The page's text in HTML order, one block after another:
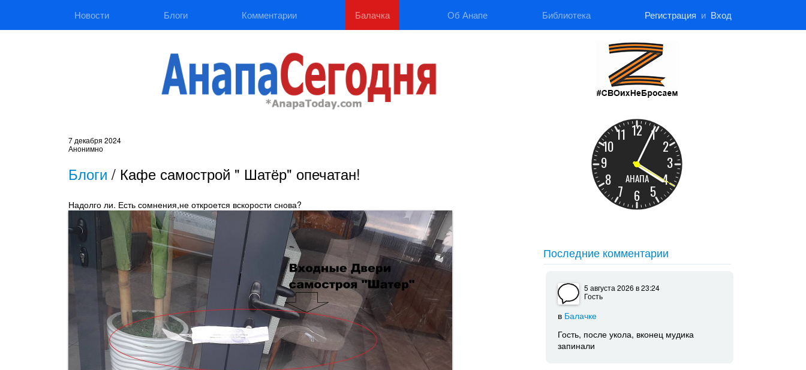
Новости Блоги Комментарии Балачка Об Анапе Библиотека Регистрация и Вход
7 декабря 2024
Анонимно
Блоги / Кафе самострой " Шатёр" опечатан!
Надолго ли. Есть сомнения,не откроется вскорости снова?
Последние комментарии
5 августа 2026в 23:24
Гость
в Балачке
Гость, после укола, вконец мудика
запинали